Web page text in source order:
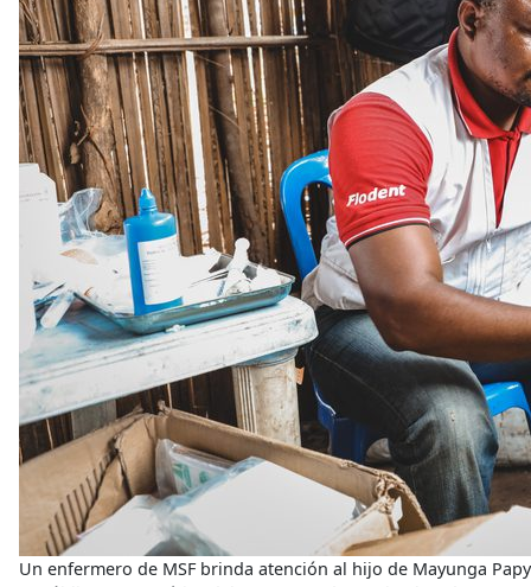
Un enfermero de MSF brinda atención al hijo de Mayunga